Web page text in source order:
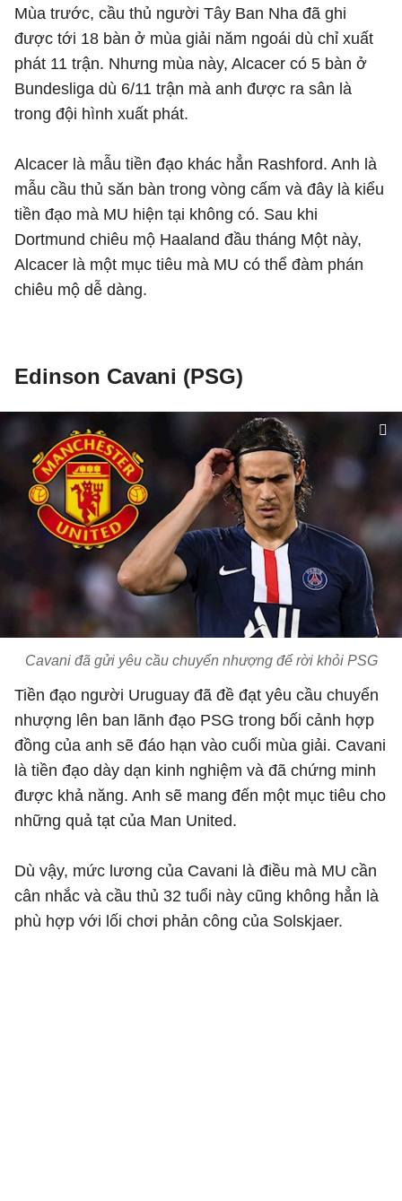
Mùa trước, cầu thủ người Tây Ban Nha đã ghi
được tới 18 bàn ở mùa giải năm ngoái dù chỉ xuất
phát 11 trận. Nhưng mùa này, Alcacer có 5 bàn ở
Bundesliga dù 6/11 trận mà anh được ra sân là
trong đội hình xuất phát.
Alcacer là mẫu tiền đạo khác hẳn Rashford. Anh là
mẫu cầu thủ săn bàn trong vòng cấm và đây là kiểu
tiền đạo mà MU hiện tại không có. Sau khi
Dortmund chiêu mộ Haaland đầu tháng Một này,
Alcacer là một mục tiêu mà MU có thể đàm phán
chiêu mộ dễ dàng.
Edinson Cavani (PSG)
Cavani đã gửi yêu cầu chuyển nhượng để rời khỏi PSG
Tiền đạo người Uruguay đã đề đạt yêu cầu chuyển
nhượng lên ban lãnh đạo PSG trong bối cảnh hợp
đồng của anh sẽ đáo hạn vào cuối mùa giải. Cavani
là tiền đạo dày dạn kinh nghiệm và đã chứng minh
được khả năng. Anh sẽ mang đến một mục tiêu cho
những quả tạt của Man United.
Dù vậy, mức lương của Cavani là điều mà MU cần
cân nhắc và cầu thủ 32 tuổi này cũng không hẳn là
phù hợp với lối chơi phản công của Solskjaer.